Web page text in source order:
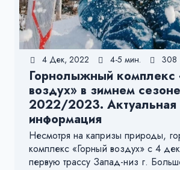
4 Дек, 2022 4-5 мин. 308
Горнолыжный комплекс
воздух» в зимнем сезоне
2022/2023. Актуальная
информация
Несмотря на капризы природы,
комплекс «Горный воздух» с 4
первую трассу Запад-низ г.